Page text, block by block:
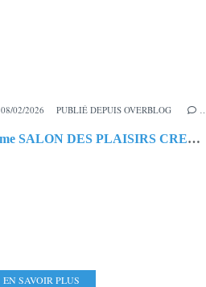
08/02/2026 PUBLIÉ DEPUIS OVERBLOG
7ème SALON DES PLAISIRS CREATIFS AUTOUR DU FIL (45)
EN SAVOIR PLUS